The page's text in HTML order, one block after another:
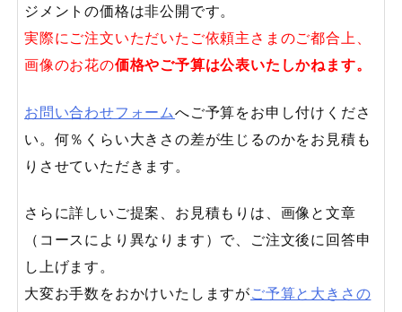
ジメントの価格は非公開です。
実際にご注文いただいたご依頼主さまのご都合上、
画像のお花の価格やご予算は公表いたしかねます。
お問い合わせフォームへご予算をお申し付けくださ
い。何％くらい大きさの差が生じるのかをお見積も
りさせていただきます。
さらに詳しいご提案、お見積もりは、画像と文章
（コースにより異なります）で、ご注文後に回答申
し上げます。
大変お手数をおかけいたしますがご予算と大きさの